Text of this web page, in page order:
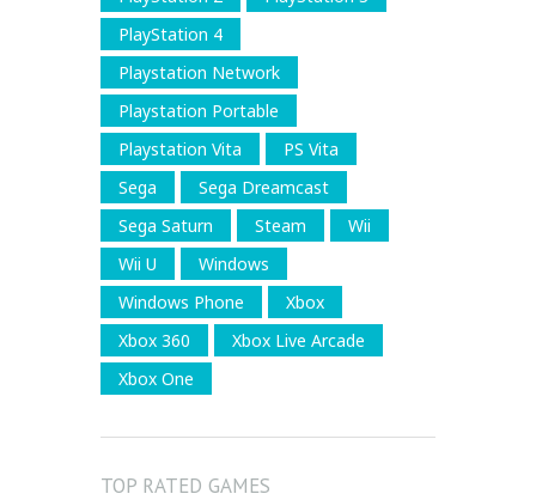
PlayStation 4
Playstation Network
Playstation Portable
Playstation Vita
PS Vita
Sega
Sega Dreamcast
Sega Saturn
Steam
Wii
Wii U
Windows
Windows Phone
Xbox
Xbox 360
Xbox Live Arcade
Xbox One
TOP RATED GAMES